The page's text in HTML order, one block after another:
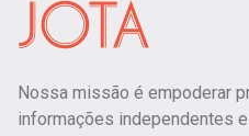
Nossa missão é empoderar
informações independentes